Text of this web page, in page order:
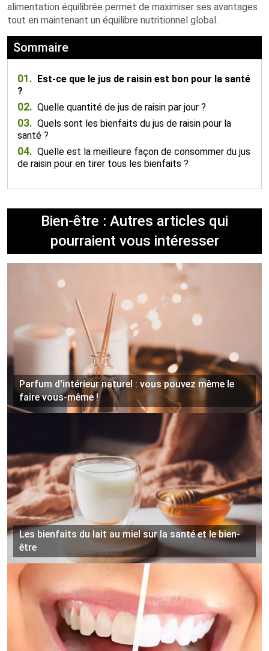
alimentation équilibrée permet de maximiser ses avantages
tout en maintenant un équilibre nutritionnel global.
Sommaire
01. Est-ce que le jus de raisin est bon pour la santé
?
02. Quelle quantité de jus de raisin par jour ?
03. Quels sont les bienfaits du jus de raisin pour la
santé ?
04. Quelle est la meilleure façon de consommer du jus
de raisin pour en tirer tous les bienfaits ?
Bien-être : Autres articles qui
pourraient vous intéresser
Parfum d'intérieur naturel : vous pouvez même le
faire vous-même !
Les bienfaits du lait au miel sur la santé et le bien-
être